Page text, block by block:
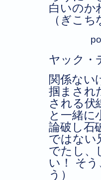
白いのか
（ぎこち
ヤック・
関係ない
掴まされ
される伏
と一緒に
論破し石
ではない
でたし、
い！ そ
う）